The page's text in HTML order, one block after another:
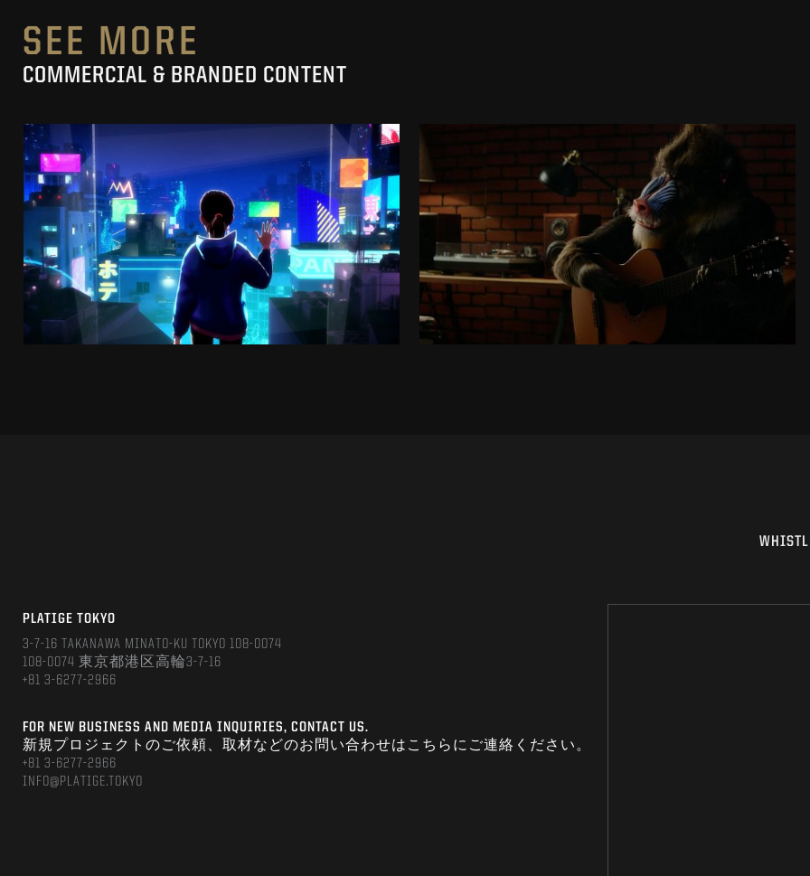
SEE MORE
COMMERCIAL & BRANDED CONTENT
SK-II STUDIO: VS SERIES
AN ANIMATED ANTHOLOGY
SEE PROJECT
COMMERCIAL
SEE PROJECT
PLATIGE TOKYO
3-7-16 TAKANAWA MINATO-KU TOKYO 108-0074
108-0074 東京都港区高輪3-7-16
+81 3-6277-2966
FOR NEW BUSINESS AND MEDIA INQUIRIES, CONTACT US.
新規プロジェクトのご依頼、取材などのお問い合わせはこちらにご連絡ください。
+81 3-6277-2966
INFO@PLATIGE.TOKYO